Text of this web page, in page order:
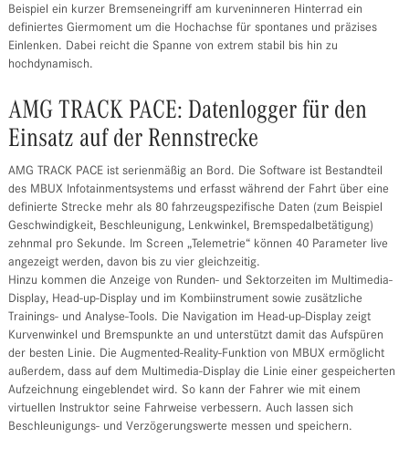
Beispiel ein kurzer Bremseneingriff am kurveninneren Hinterrad ein
definiertes Giermoment um die Hochachse für spontanes und präzises
Einlenken. Dabei reicht die Spanne von extrem stabil bis hin zu
hochdynamisch.
AMG TRACK PACE: Datenlogger für den
Einsatz auf der Rennstrecke
AMG TRACK PACE ist serienmäßig an Bord. Die Software ist Bestandteil
des MBUX Infotainmentsystems und erfasst während der Fahrt über eine
definierte Strecke mehr als 80 fahrzeugspezifische Daten (zum Beispiel
Geschwindigkeit, Beschleunigung, Lenkwinkel, Bremspedalbetätigung)
zehnmal pro Sekunde. Im Screen „Telemetrie“ können 40 Parameter live
angezeigt werden, davon bis zu vier gleichzeitig.
Hinzu kommen die Anzeige von Runden- und Sektorzeiten im Multimedia-
Display, Head-up-Display und im Kombiinstrument sowie zusätzliche
Trainings- und Analyse-Tools. Die Navigation im Head-up-Display zeigt
Kurvenwinkel und Bremspunkte an und unterstützt damit das Aufspüren
der besten Linie. Die Augmented-Reality-Funktion von MBUX ermöglicht
außerdem, dass auf dem Multimedia-Display die Linie einer gespeicherten
Aufzeichnung eingeblendet wird. So kann der Fahrer wie mit einem
virtuellen Instruktor seine Fahrweise verbessern. Auch lassen sich
Beschleunigungs- und Verzögerungswerte messen und speichern.